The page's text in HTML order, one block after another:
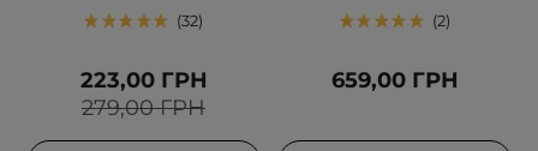
32
279,00 ГРН
223,00 ГРН
2
659,00 ГРН